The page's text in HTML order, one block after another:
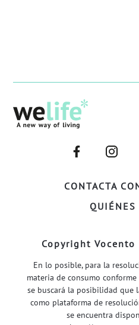
CONTACTA
QUIÉNES
–
FACEBOOK–
–
Copyright
En lo posible, para la
materia de consumo
se buscará la posibilidad que
como plataforma de
se encuentra